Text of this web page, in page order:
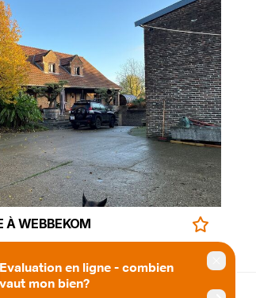
À WEBBEKOM
€ 985.000
SUIVEZ-NOUS